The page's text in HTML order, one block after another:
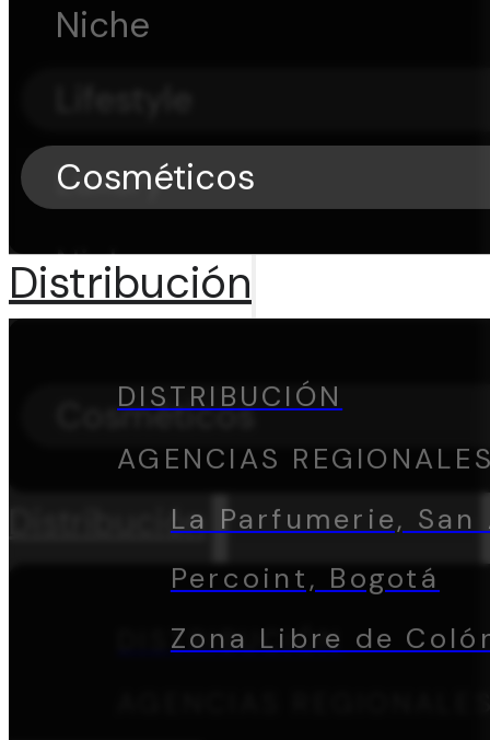
Luxury
Niche
Cosméticos
Distribución
DISTRIBUCIÓN
Niche
Cosméticos
Distribución
DISTRIBUCIÓN
AGENCIAS
La Parfumerie,
Percoint, Bogotá
Zona Libre de